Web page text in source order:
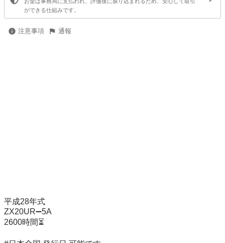
ができる仕組みです。
注意事項 通報
平成28年式
ZX20UR➖5A
2600時間⏳